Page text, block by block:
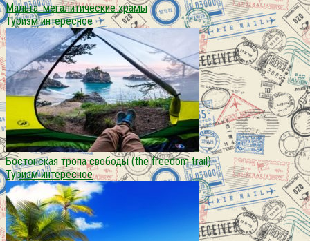
Мальта: мегалитические храмы
Туризм интересное
Бостонская тропа свободы (the freedom trail)
Туризм интересное